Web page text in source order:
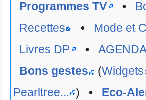
Programmes TV
•
Recettes
•
Mode et
Livres DP
•
Bons gestes
(Widgets
Pearltree... ) •
Eco-